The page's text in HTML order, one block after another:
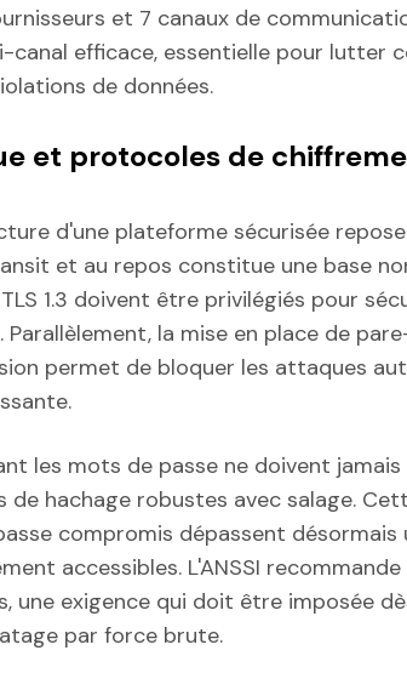
et 7 canaux de
canal efficace, essentielle pour lutter
de données.
et protocoles de
d'une plateforme sécurisée
et au repos constitue une base
1.3 doivent être privilégiés pour
Parallèlement, la mise en place de
permet de bloquer les attaques
les mots de passe ne doivent
de hachage robustes avec salage.
compromis dépassent désormais
accessibles. L'ANSSI
une exigence qui doit être imposée
par force brute.